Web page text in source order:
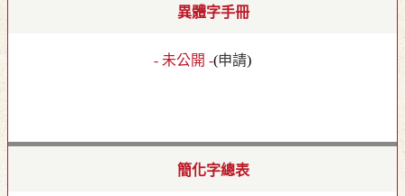
異體字手冊
- 未公開 -(申請)
簡化字總表